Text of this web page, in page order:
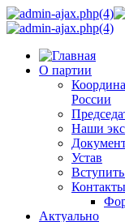
О партии
России
Наши
Устав
Контакты
Актуально